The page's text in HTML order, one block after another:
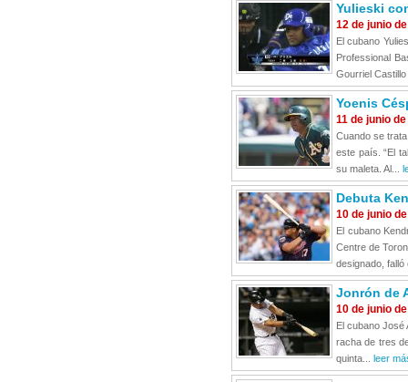
Yulieski
12 de junio
El cubano
Professional
Gourriel
Yoenis
11 de junio
Cuando se
este país. “El
su maleta. Al...
Debuta
10 de junio
El cubano
Centre de
designado,
Jonrón de
10 de junio
El cubano José
racha de tres
quinta... leer